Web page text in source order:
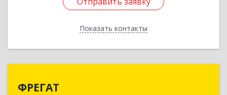
Показать контакты
Назад
ФРЕГАТ